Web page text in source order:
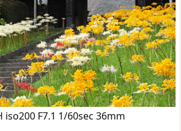
F7.1 1/60sec 36mm